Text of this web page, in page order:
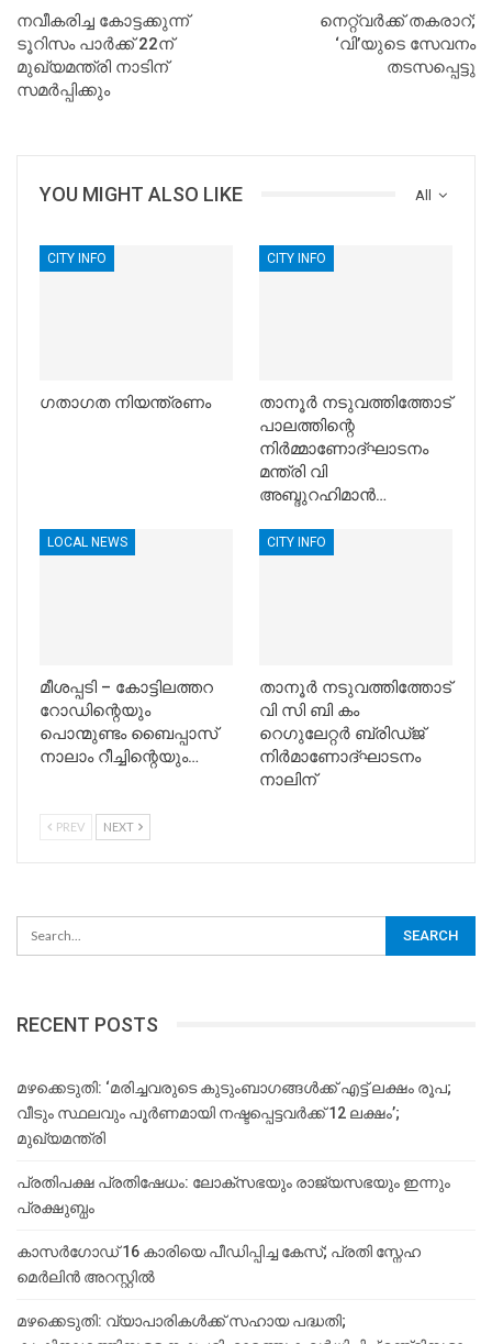
നവീകരിച്ച കോട്ടക്കുന്ന്
ടൂറിസം പാര്‍ക്ക് 22ന്
മുഖ്യമന്ത്രി നാടിന്
സമർപ്പിക്കും
നെറ്റ്‌വർക്ക് തകരാറ്;
‘വി’യുടെ സേവനം
തടസപ്പെട്ടു
All
YOU MIGHT ALSO LIKE
CITY INFO
ഗതാഗത നിയന്ത്രണം
CITY INFO
താനൂര്‍ നടുവത്തിത്തോട്
പാലത്തിന്റെ
നിര്‍മ്മാണോദ്ഘാടനം
മന്ത്രി വി
അബ്ദുറഹിമാന്‍…
LOCAL NEWS
മീശപ്പടി – കോട്ടിലത്തറ
റോഡിന്റെയും
പൊന്മുണ്ടം ബൈപ്പാസ്
നാലാം റീച്ചിന്റെയും…
CITY INFO
താനൂര്‍ നടുവത്തിത്തോട്
വി സി ബി കം
റെഗുലേറ്റര്‍ ബ്രിഡ്ജ്
നിര്‍മാണോദ്ഘാടനം
നാലിന്
PREV NEXT
RECENT POSTS
മഴക്കെടുതി: ‘മരിച്ചവരുടെ കുടുംബാഗങ്ങൾക്ക് എട്ട് ലക്ഷം രൂപ;
വീടും സ്ഥലവും പൂർണമായി നഷ്ടപ്പെട്ടവർക്ക് 12 ലക്ഷം’;
മുഖ്യമന്ത്രി
പ്രതിപക്ഷ പ്രതിഷേധം: ലോക്സഭയും രാജ്യസഭയും ഇന്നും
പ്രക്ഷുബ്ധം
കാസർഗോഡ് 16 കാരിയെ പീഡിപ്പിച്ച കേസ്; പ്രതി സ്നേഹ
മെർലിൻ അറസ്റ്റിൽ
മഴക്കെടുതി: വ്യാപാരികൾക്ക് സഹായ പദ്ധതി;